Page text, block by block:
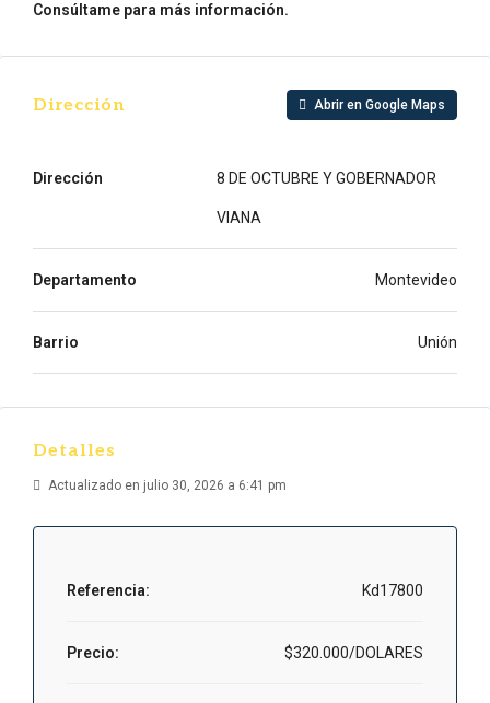
Consúltame para más información.
Dirección Abrir en Google Maps
Dirección 8 DE OCTUBRE Y GOBERNADOR
VIANA
Departamento Montevideo
Barrio Unión
Detalles
Actualizado en julio 30, 2026 a 6:41 pm
Referencia: Kd17800
Precio: $320.000/DOLARES